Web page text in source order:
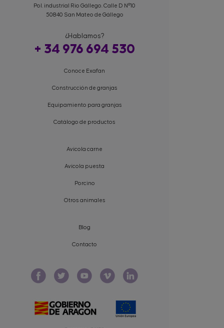
Pol. industrial Rio Gállego. Calle D Nº10
50840 San Mateo de Gállego
¿Hablamos?
+ 34 976 694 530
Conoce Exafan
Construcción de granjas
Equipamiento para granjas
Catálogo de productos
Avícola carne
Avícola puesta
Porcino
Otros animales
Blog
Contacto